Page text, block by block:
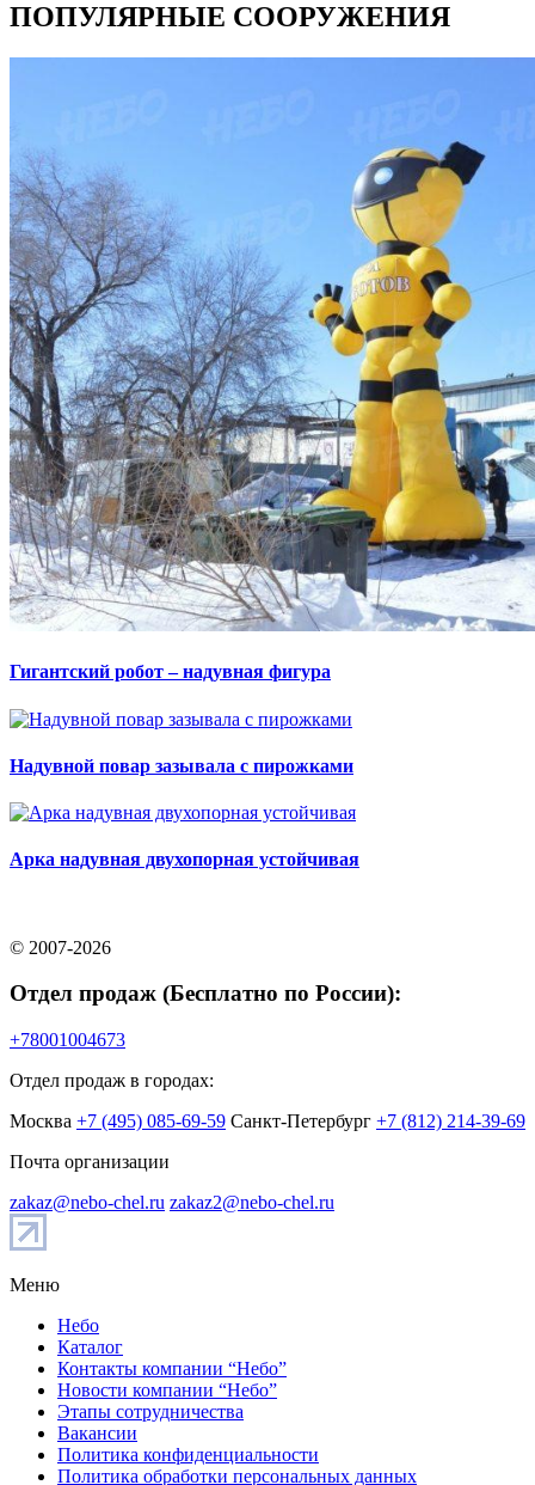
ПОПУЛЯРНЫЕ СООРУЖЕНИЯ
Гигантский робот – надувная фигура
Надувной повар зазывала с пирожками
Арка надувная двухопорная устойчивая
© 2007-2026
Отдел продаж (Бесплатно по России):
+78001004673
Отдел продаж в городах:
Москва +7 (495) 085-69-59 Санкт-Петербург +7 (812) 214-39-69
Почта организации
zakaz@nebo-chel.ru zakaz2@nebo-chel.ru
Меню
Небо
Каталог
Контакты компании “Небо”
Новости компании “Небо”
Этапы сотрудничества
Вакансии
Политика конфиденциальности
Политика обработки персональных данных